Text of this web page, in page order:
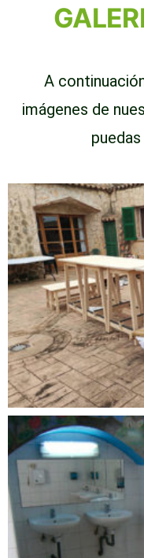
A
imágenes de